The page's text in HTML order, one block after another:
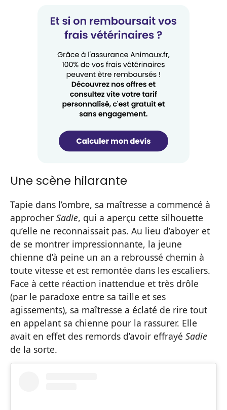
Une scène hilarante
Tapie dans l’ombre, sa maîtresse a commencé à
approcher Sadie, qui a aperçu cette silhouette
qu’elle ne reconnaissait pas. Au lieu d’aboyer et
de se montrer impressionnante, la jeune
chienne d’à peine un an a rebroussé chemin à
toute vitesse et est remontée dans les escaliers.
Face à cette réaction inattendue et très drôle
(par le paradoxe entre sa taille et ses
agissements), sa maîtresse a éclaté de rire tout
en appelant sa chienne pour la rassurer. Elle
avait en effet des remords d’avoir effrayé Sadie
de la sorte.